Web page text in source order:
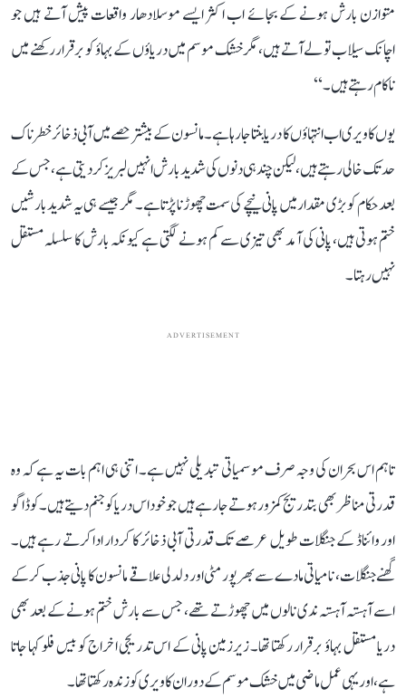
متوازن بارش ہونے کے بجائے اب اکثر ایسے موسلادھار واقعات پیش آتے ہیں جو
اچانک سیلاب تو لے آتے ہیں، مگر خشک موسم میں دریاؤں کے بہاؤ کو برقرار رکھنے میں
ناکام رہتے ہیں۔‘‘
یوں کاویری اب انتہاؤں کا دریا بنتا جا رہا ہے۔ مانسون کے بیشتر حصے میں آبی ذخائر خطرناک
حد تک خالی رہتے ہیں، لیکن چند ہی دنوں کی شدید بارش انہیں لبریز کر دیتی ہے، جس کے
بعد حکام کو بڑی مقدار میں پانی نیچے کی سمت چھوڑنا پڑتا ہے۔ مگر جیسے ہی یہ شدید بارشیں
ختم ہوتی ہیں، پانی کی آمد بھی تیزی سے کم ہونے لگتی ہے کیونکہ بارش کا سلسلہ مستقل
نہیں رہتا۔
ADVERTISEMENT
تاہم اس بحران کی وجہ صرف موسمیاتی تبدیلی نہیں ہے۔ اتنی ہی اہم بات یہ ہے کہ وہ
قدرتی مناظر بھی بتدریج کمزور ہوتے جا رہے ہیں جو خود اس دریا کو جنم دیتے ہیں۔ کوڈاگو
اور وائناڈ کے جنگلات طویل عرصے تک قدرتی آبی ذخائر کا کردار ادا کرتے رہے ہیں۔
گھنے جنگلات، نامیاتی مادے سے بھرپور مٹی اور دلدلی علاقے مانسون کا پانی جذب کر کے
اسے آہستہ آہستہ ندی نالوں میں چھوڑتے تھے، جس سے بارش ختم ہونے کے بعد بھی
دریا مستقل بہاؤ برقرار رکھتا تھا۔ زیرزمین پانی کے اس تدریجی اخراج کو بیس فلو کہا جاتا
ہے، اور یہی عمل ماضی میں خشک موسم کے دوران کاویری کو زندہ رکھتا تھا۔